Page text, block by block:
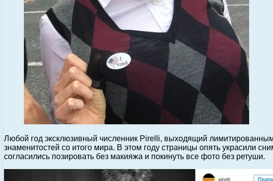
Любой год эксклюзивный численник Pirelli, выходящий
знаменитостей со итого мира. В этом году страницы опять украсили
согласились позировать без макияжа и покинуть все фото без ретуши.